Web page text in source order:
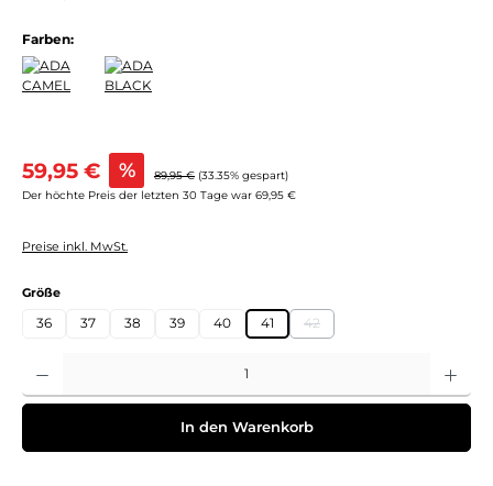
Farben:
Verkaufspreis:
59,95 € % Regulärer Preis:
89,95 € (33.35% gespart)
Der höchte Preis der letzten 30 Tage war 69,95 €
Preise inkl. MwSt.
Größeauswählen
36 37 38 39 40 41 42
(Diese Option ist zurzeit nicht
In den Warenkorb